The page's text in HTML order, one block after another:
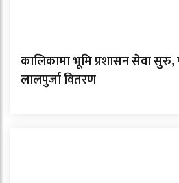
कालिकामा भूमि प्रशासन सेवा सुरु,
लालपुर्जा वितरण